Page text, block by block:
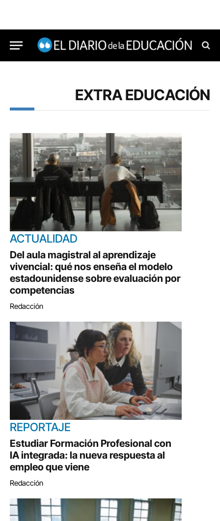
EXTRA EDUCACIÓN
ACTUALIDAD
Del aula magistral al aprendizaje
vivencial: qué nos enseña el modelo
estadounidense sobre evaluación por
competencias
Redacción
REPORTAJE
Estudiar Formación Profesional con
IA integrada: la nueva respuesta al
empleo que viene
Redacción